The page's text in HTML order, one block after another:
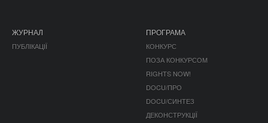
ЖУРНАЛ
ПУБЛІКАЦІЇ
ПРОГРАМА
КОНКУРС
ПОЗА КОНКУРСОМ
RIGHTS NOW!
DOCU/ПРО
DOCU/СИНТЕЗ
ДЕКОНСТРУКЦІЇ